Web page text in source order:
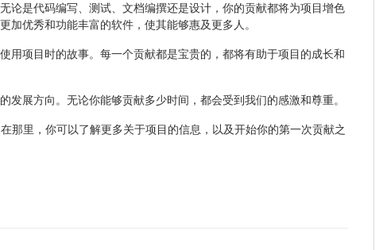
论是代码编写、测试、文档编撰还是设计，你的贡献都将为项目增色
优秀和功能丰富的软件，使其能够惠及更多人。
用项目时的故事。每一个贡献都是宝贵的，都将有助于项目的成长和
展方向。无论你能够贡献多少时间，都会受到我们的感激和尊重。
在那里，你可以了解更多关于项目的信息，以及开始你的第一次贡献之